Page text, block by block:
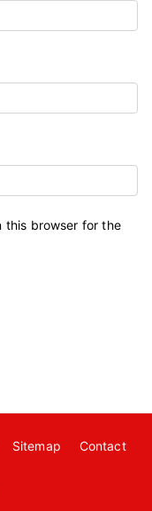
this browser for the
Sitemap
Contact